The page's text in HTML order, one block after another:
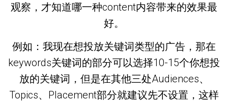
观察，才知道哪一种content内容带来的效果最
好。
例如：我现在想投放关键词类型的广告，那在
keywords关键词的部分可以选择10-15个你想投
放的关键词，但是在其他三处Audiences、
Topics、Placement部分就建议先不设置，这样